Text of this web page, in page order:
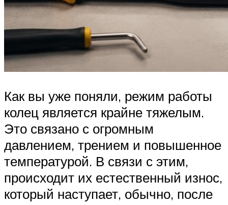
Как вы уже поняли, режим работы
колец является крайне тяжелым.
Это связано с огромным
давлением, трением и повышенное
температурой. В связи с этим,
происходит их естественный износ,
который наступает, обычно, после